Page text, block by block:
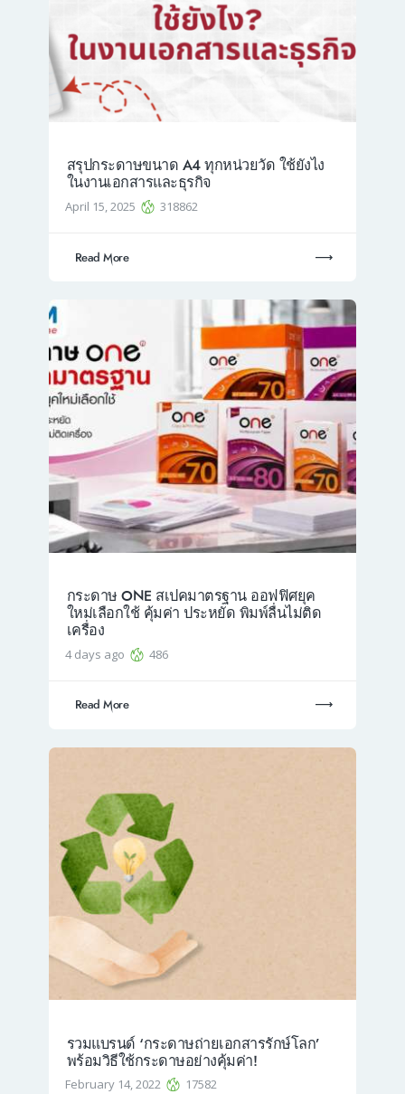
สรุปกระดาษขนาด A4 ทุกหน่วยวัด ใช้ยังไง
ในงานเอกสารและธุรกิจ
April 15, 2025 318862
Read More
กระดาษ ONE สเปคมาตรฐาน ออฟฟิศยุค
ใหม่เลือกใช้ คุ้มค่า ประหยัด พิมพ์ลื่นไม่ติด
เครื่อง
4 days ago 486
Read More
รวมแบรนด์ ‘กระดาษถ่ายเอกสารรักษ์โลก’
พร้อมวิธีใช้กระดาษอย่างคุ้มค่า!
February 14, 2022 17582